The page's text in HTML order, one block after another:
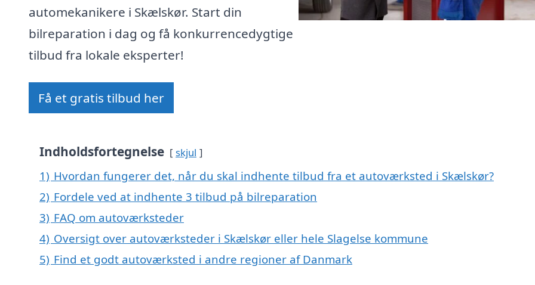
automekanikere i Skælskør. Start din
bilreparation i dag og få konkurrencedygtige
tilbud fra lokale eksperter!
Få et gratis tilbud her
Indholdsfortegnelse skjul
1) Hvordan fungerer det, når du skal indhente tilbud fra et autoværksted i Skælskør?
2) Fordele ved at indhente 3 tilbud på bilreparation
3) FAQ om autoværksteder
4) Oversigt over autoværksteder i Skælskør eller hele Slagelse kommune
5) Find et godt autoværksted i andre regioner af Danmark